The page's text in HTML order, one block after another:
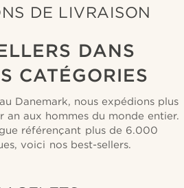
DE LIVRAISON
DANS
CATÉGORIES
Danemark, nous expédions plus
an aux hommes du monde entier.
référençant plus de 6.000
voici nos best-sellers.